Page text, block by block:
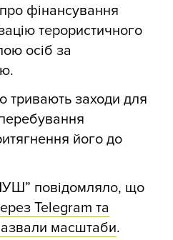
фінансування
терористичного
осіб за
заходи для
його до
повідомляло, що
Telegram та
масштаби.